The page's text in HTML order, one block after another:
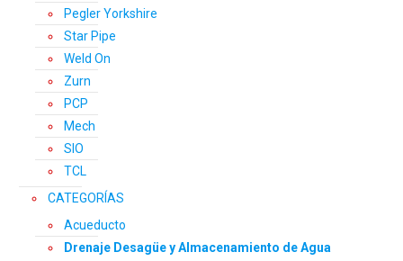
Pegler Yorkshire
Star Pipe
Weld On
Zurn
PCP
Mech
SIO
TCL
CATEGORÍAS
Acueducto
Drenaje Desagüe y Almacenamiento de Agua